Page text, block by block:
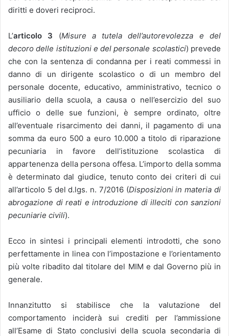
diritti e doveri reciproci.
L’articolo 3 (Misure a tutela dell’autorevolezza e del
decoro delle istituzioni e del personale scolastici) prevede
che con la sentenza di condanna per i reati commessi in
danno di un dirigente scolastico o di un membro del
personale docente, educativo, amministrativo, tecnico o
ausiliario della scuola, a causa o nell’esercizio del suo
ufficio o delle sue funzioni, è sempre ordinato, oltre
all’eventuale risarcimento dei danni, il pagamento di una
somma da euro 500 a euro 10.000 a titolo di riparazione
pecuniaria in favore dell’istituzione scolastica di
appartenenza della persona offesa. L’importo della somma
è determinato dal giudice, tenuto conto dei criteri di cui
all’articolo 5 del d.lgs. n. 7/2016 (Disposizioni in materia di
abrogazione di reati e introduzione di illeciti con sanzioni
pecuniarie civili).
Ecco in sintesi i principali elementi introdotti, che sono
perfettamente in linea con l’impostazione e l’orientamento
più volte ribadito dal titolare del MIM e dal Governo più in
generale.
Innanzitutto si stabilisce che la valutazione del
comportamento inciderà sui crediti per l’ammissione
all’Esame di Stato conclusivi della scuola secondaria di